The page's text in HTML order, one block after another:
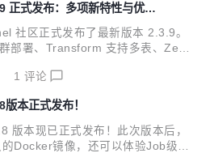
布的主要内容摘要： :inbox_tray:
download/ :
（原文）：https://github.com/a
式发布：多项新特性与优化
社区正式发布了最新版本 2.3.9。
部署、Transform 支持多表、Zeta
款开源、分布式的数据集成平台，
持。 :inbox_tray: 2.3.9版本下
download/ :closed_boo
github.com/apache/seatunnel/tr
1 评论
本正式发布！
版本现已正式发布！此次版本后，
Docker镜像，还可以体验Job级别